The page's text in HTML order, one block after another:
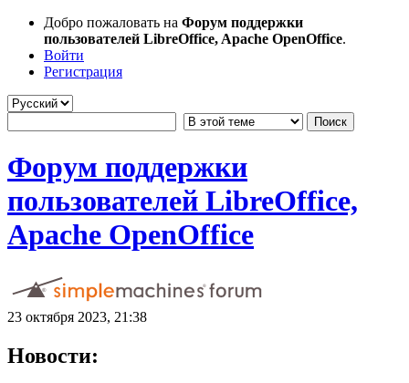
Добро пожаловать на Форум поддержки
пользователей LibreOffice, Apache OpenOffice.
Войти
Регистрация
Форум поддержки
пользователей LibreOffice,
Apache OpenOffice
23 октября 2023, 21:38
Новости: